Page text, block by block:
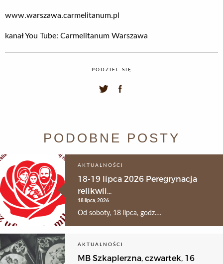
www.warszawa.carmelitanum.pl
kanał You Tube: Carmelitanum Warszawa
PODZIEL SIĘ
PODOBNE POSTY
AKTUALNOŚCI
18-19 lipca 2026 Peregrynacja
relikwii...
18 lipca, 2026
Od soboty, 18 lipca, godz.…
AKTUALNOŚCI
MB Szkaplerzna, czwartek, 16